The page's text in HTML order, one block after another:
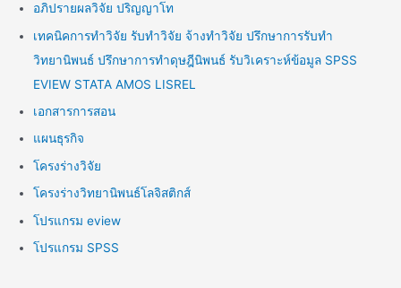
อภิปรายผลวิจัย ปริญญาโท
เทคนิคการทำวิจัย รับทำวิจัย จ้างทำวิจัย ปรึกษาการรับทำ
วิทยานิพนธ์ ปรึกษาการทำดุษฎีนิพนธ์ รับวิเคราะห์ข้อมูล SPSS
EVIEW STATA AMOS LISREL
เอกสารการสอน
แผนธุรกิจ
โครงร่างวิจัย
โครงร่างวิทยานิพนธ์โลจิสติกส์
โปรแกรม eview
โปรแกรม SPSS